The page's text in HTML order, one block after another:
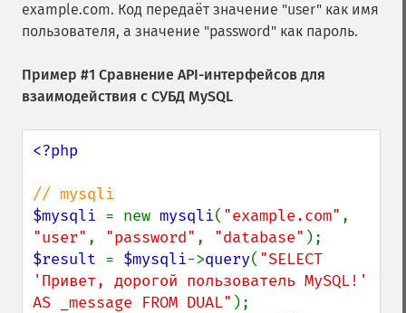
example.com. Код передаёт значение "user" как имя
пользователя, а значение "password" как пароль.
Пример #1 Сравнение API-интерфейсов для
взаимодействия с СУБД MySQL
<?php
$mysqli = new mysqli( "example.com"
"user" , "password" , "database"
$result = $mysqli->query( "SELECT
'Привет, дорогой пользователь MySQL!'
AS _message FROM DUAL"